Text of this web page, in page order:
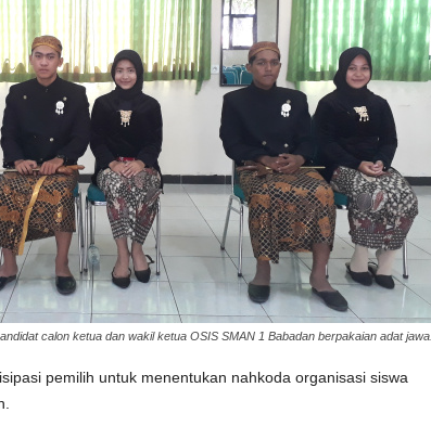
calon ketua dan wakil ketua OSIS SMAN 1 Babadan berpakaian adat jawa.
pemilih untuk menentukan nahkoda organisasi siswa